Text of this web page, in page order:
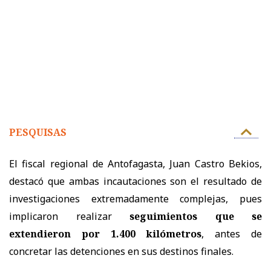
PESQUISAS
El fiscal regional de Antofagasta, Juan Castro Bekios,
destacó que ambas incautaciones son el resultado de
investigaciones extremadamente complejas, pues
implicaron realizar seguimientos que se
extendieron por 1.400 kilómetros, antes de
concretar las detenciones en sus destinos finales.